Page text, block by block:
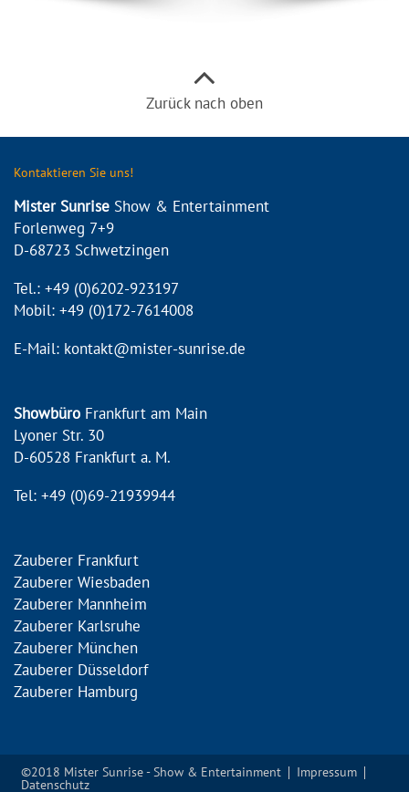
Zurück nach oben
Kontaktieren Sie uns!
Mister Sunrise Show & Entertainment
Forlenweg 7+9
D-68723 Schwetzingen
Tel.: +49 (0)6202-923197
Mobil: +49 (0)172-7614008
E-Mail: kontakt@mister-sunrise.de
Showbüro Frankfurt am Main
Lyoner Str. 30
D-60528 Frankfurt a. M.
Tel: +49 (0)69-21939944
Zauberer Frankfurt
Zauberer Wiesbaden
Zauberer Mannheim
Zauberer Karlsruhe
Zauberer München
Zauberer Düsseldorf
Zauberer Hamburg
©2018 Mister Sunrise - Show & Entertainment
Impressum
Datenschutz